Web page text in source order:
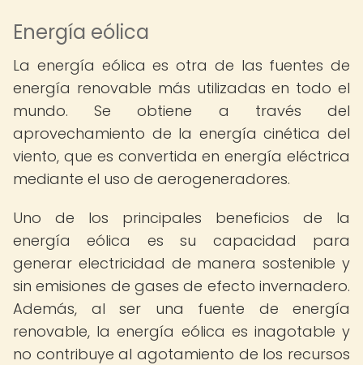
Energía eólica
La energía eólica es otra de las fuentes de
energía renovable más utilizadas en todo el
mundo. Se obtiene a través del
aprovechamiento de la energía cinética del
viento, que es convertida en energía eléctrica
mediante el uso de aerogeneradores.
Uno de los principales beneficios de la
energía eólica es su capacidad para
generar electricidad de manera sostenible y
sin emisiones de gases de efecto invernadero.
Además, al ser una fuente de energía
renovable, la energía eólica es inagotable y
no contribuye al agotamiento de los recursos